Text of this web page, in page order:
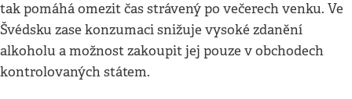
tak pomáhá omezit čas strávený po večerech venku. Ve
Švédsku zase konzumaci snižuje vysoké zdanění
alkoholu a možnost zakoupit jej pouze v obchodech
kontrolovaných státem.